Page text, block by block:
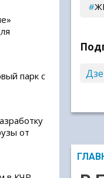
парк с
от